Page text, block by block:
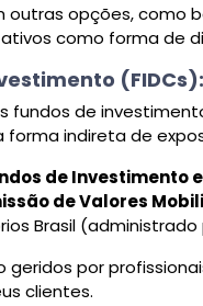
outras opções, como
como forma de
fundos de
indireta de
de
de Valores
Brasil (administrado
geridos por
clientes.